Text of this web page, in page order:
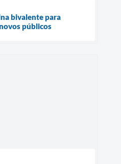
bivalente para
públicos